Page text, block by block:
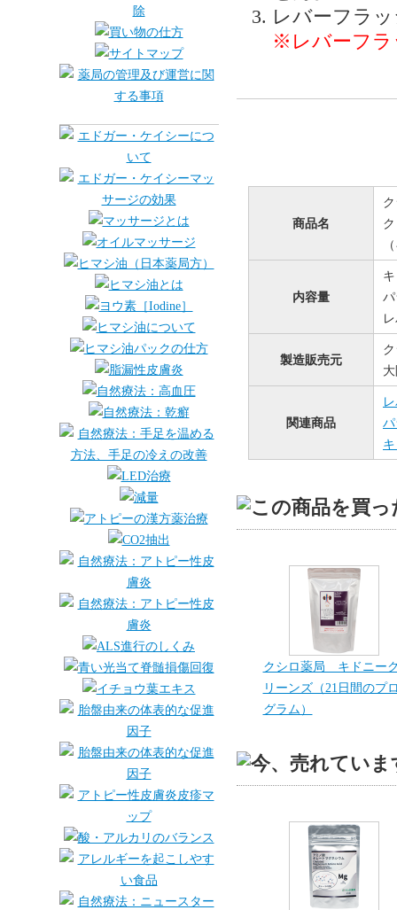
レバーフラ
※レバーフラ
商品名
内容量
製造販売元
関連商品
クシロ薬局 キドニー
リーンズ（21日間のプ
グラム）